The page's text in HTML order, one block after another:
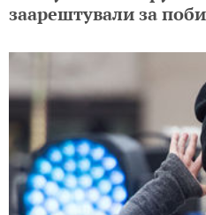
заарештували за